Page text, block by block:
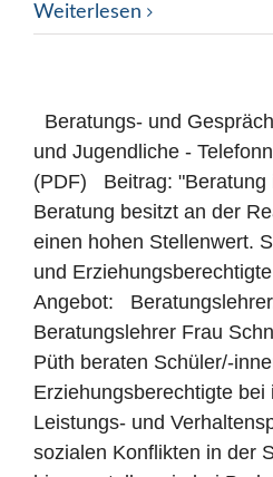
Weiterlesen
Beratungs- und
und Jugendliche -
(PDF) Beitrag: "Beratung
Beratung besitzt an der
einen hohen Stellenwert.
und
Angebot:
Beratungslehrer Frau
Püth beraten Schüler/-
Erziehungsberechtigte bei
Leistungs- und
sozialen Konflikten in der